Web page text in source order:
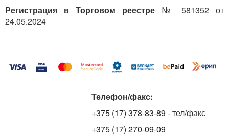
Регистрация в Торговом реестре № 581352 от
24.05.2024
Телефон/факс:
+375 (17) 378-83-89 - тел/факс
+375 (17) 270-09-09